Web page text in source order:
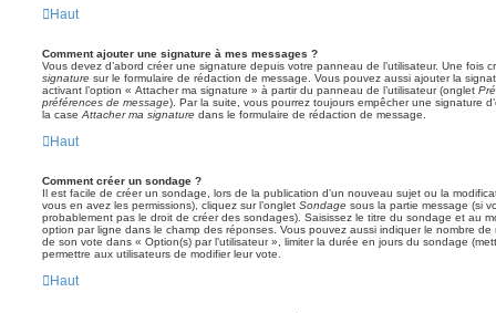
Haut
Comment ajouter une signature à mes messages ?
Vous devez d’abord créer une signature depuis votre panneau de l’utilisateur. Une fois
signature sur le formulaire de rédaction de message. Vous pouvez aussi ajouter la
activant l’option « Attacher ma signature » à partir du panneau de l’utilisateur (onglet
préférences de message). Par la suite, vous pourrez toujours empêcher une signature
la case Attacher ma signature dans le formulaire de rédaction de message.
Haut
Comment créer un sondage ?
Il est facile de créer un sondage, lors de la publication d’un nouveau sujet ou la
vous en avez les permissions), cliquez sur l’onglet Sondage sous la partie message (si
probablement pas le droit de créer des sondages). Saisissez le titre du sondage et au
option par ligne dans le champ des réponses. Vous pouvez aussi indiquer le nombre de
de son vote dans « Option(s) par l’utilisateur », limiter la durée en jours du sondage
permettre aux utilisateurs de modifier leur vote.
Haut